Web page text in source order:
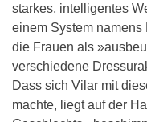
starkes, intelligentes
einem System
die Frauen als
verschiedene
Dass sich Vilar mit
machte, liegt auf der